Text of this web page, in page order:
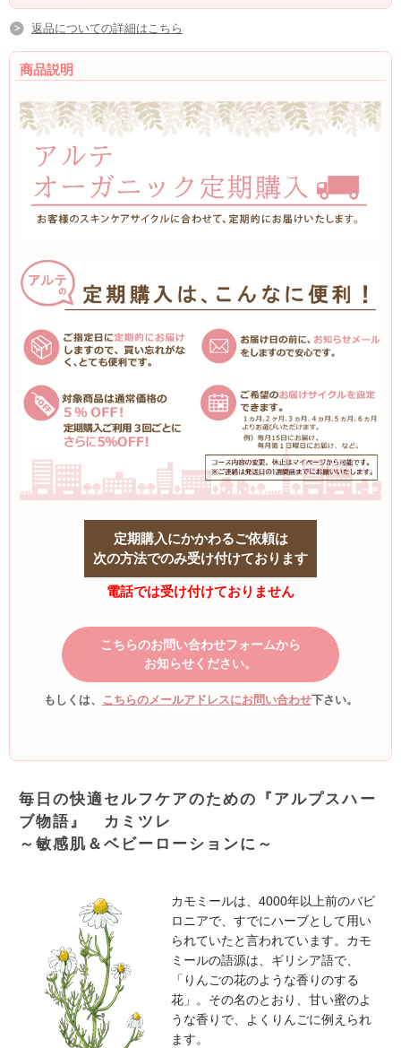
返品についての詳細はこちら
商品説明
定期購入にかかわるご依頼は
次の方法でのみ受け付けております
電話では受け付けておりません
こちらのお問い合わせフォームから
お知らせください。
もしくは、 こちらのメールアドレスにお問い合わせ下さい。
毎日の快適セルフケアのための『アルプスハー
ブ物語』 カミツレ
～敏感肌＆ベビーローションに～
カモミールは、4000年以上前のバビ
ロニアで、すでにハーブとして用い
られていたと言われています。カモ
ミールの語源は、ギリシア語で、
「りんごの花のような香りのする
花」。その名のとおり、甘い蜜のよ
うな香りで、よくりんごに例えられ
ます。